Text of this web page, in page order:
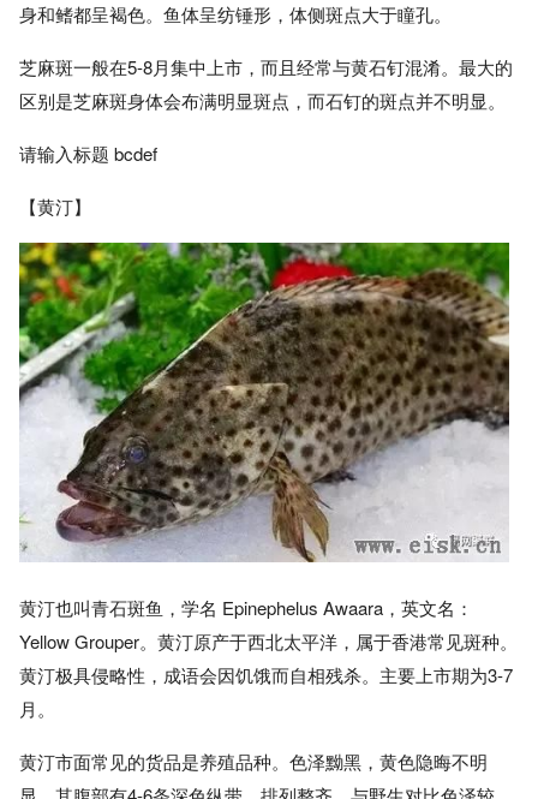
身和鳍都呈褐色。鱼体呈纺锤形，体侧斑点大于瞳孔。
芝麻斑一般在5-8月集中上市，而且经常与黄石钉混淆。最大的
区别是芝麻斑身体会布满明显斑点，而石钉的斑点并不明显。
请输入标题 bcdef
【黄汀】
黄汀也叫青石斑鱼，学名 Epinephelus Awaara，英文名：
Yellow Grouper。黄汀原产于西北太平洋，属于香港常见斑种。
黄汀极具侵略性，成语会因饥饿而自相残杀。主要上市期为3-7
月。
黄汀市面常见的货品是养殖品种。色泽黝黑，黄色隐晦不明